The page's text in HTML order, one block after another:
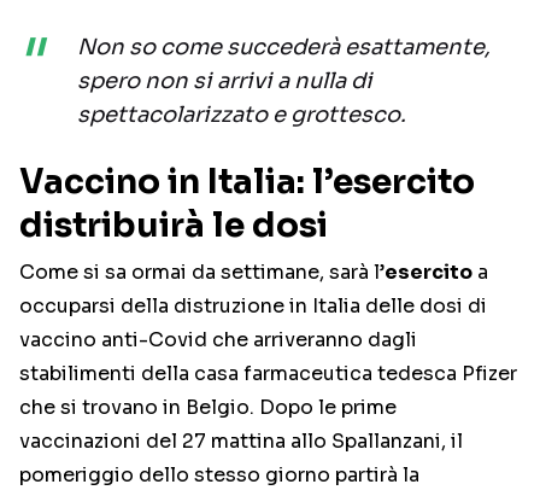
Non so come succederà esattamente,
spero non si arrivi a nulla di
spettacolarizzato e grottesco.
Vaccino in Italia: l’esercito
distribuirà le dosi
Come si sa ormai da settimane, sarà l’esercito a
occuparsi della distruzione in Italia delle dosi di
vaccino anti-Covid che arriveranno dagli
stabilimenti della casa farmaceutica tedesca Pfizer
che si trovano in Belgio. Dopo le prime
vaccinazioni del 27 mattina allo Spallanzani, il
pomeriggio dello stesso giorno partirà la